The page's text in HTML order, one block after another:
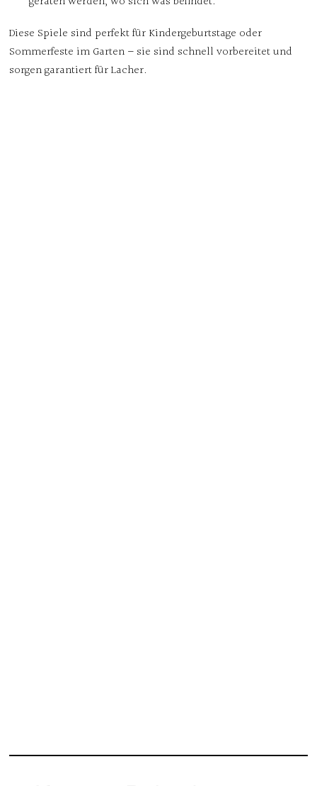
Diese Spiele sind perfekt für Kindergeburtstage oder
Sommerfeste im Garten – sie sind schnell vorbereitet und
sorgen garantiert für Lacher.